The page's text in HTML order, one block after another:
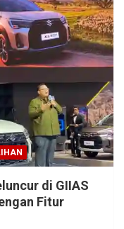
di GIIAS
Fitur